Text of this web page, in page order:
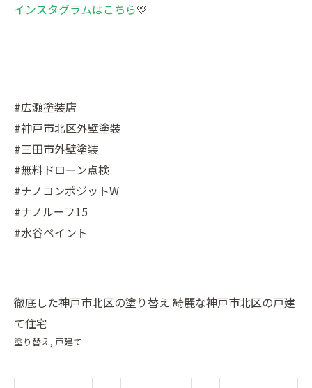
インスタグラムはこちら💛
#広瀬塗装店
#神戸市北区外壁塗装
#三田市外壁塗装
#無料ドローン点検
#ナノコンポジットW
#ナノルーフ15
#水谷ペイント
徹底した神戸市北区の塗り替え 綺麗な神戸市北区の戸建
て住宅
塗り替え 戸建て